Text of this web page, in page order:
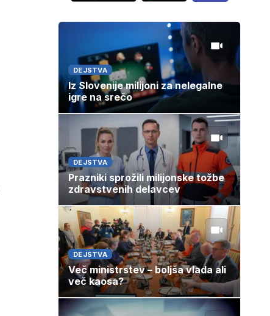
DEJSTVA
Iz Slovenije milijoni za nelegalne
igre na srečo
DEJSTVA
Prazniki sprožili milijonske tožbe
zdravstvenih delavcev
DEJSTVA
Več ministrstev – boljša vlada ali
več kaosa?